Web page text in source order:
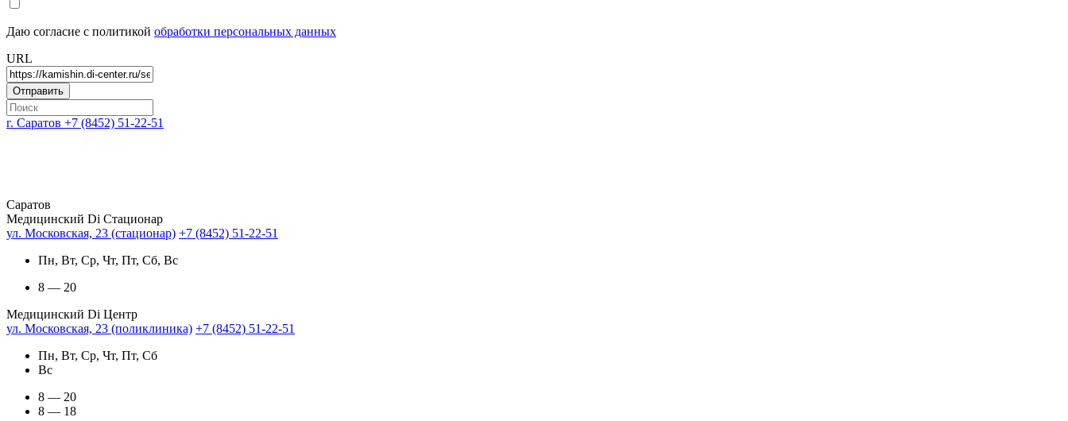
Даю согласие с политикой обработки персональных данных
URL
г. Саратов +7 (8452) 51-22-51
Саратов
Медицинский Di Стационар
ул. Московская, 23 (стационар) +7 (8452) 51-22-51
Пн, Вт, Ср, Чт, Пт, Сб, Вс
8 — 20
Медицинский Di Центр
ул. Московская, 23 (поликлиника) +7 (8452) 51-22-51
Пн, Вт, Ср, Чт, Пт, Сб
Вс
8 — 20
8 — 18